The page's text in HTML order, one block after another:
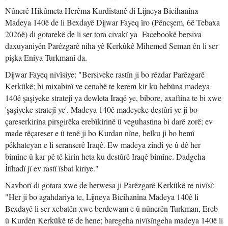
Nûnerê Hikûmeta Herêma Kurdistanê di Lijneya Bicihanîna
Madeya 140ê de li Bexdayê Dijwar Fayeq îro (Pêncşem, 6ê Tebaxa
2026ê) di gotarekê de li ser tora civakî ya Facebookê bersiva
daxuyaniyên Parêzgarê niha yê Kerkûkê Mihemed Seman ên li ser
pişka Eniya Turkmanî da.
Dijwar Fayeq nivîsiye: "Bersiveke rastîn ji bo rêzdar Parêzgarê
Kerkûkê; bi mixabinî ve cenabê te kerem kir ku hebûna madeya
140ê şaşiyeke stratejî ya dewleta Iraqê ye, bibore, axaftina te bi xwe
'şaşiyeke stratejî ye'. Madeya 140ê madeyeke destûrî ye ji bo
çareserkirina pirsgirêka erebîkirinê û veguhastina bi darê zorê; ev
made rêçareser e û tenê ji bo Kurdan nîne, belku ji bo hemî
pêkhateyan e li seranserê Iraqê. Ew madeya zindî ye û dê her
bimîne û kar pê tê kirin heta ku destûrê Iraqê bimîne. Dadgeha
Îtîhadî jî ev rastî îsbat kiriye."
Navborî di gotara xwe de herwesa ji Parêzgarê Kerkûkê re nivîsî:
"Her ji bo agahdariya te, Lijneya Bicihanîna Madeya 140ê li
Bexdayê li ser xebatên xwe berdewam e û nûnerên Turkman, Ereb
û Kurdên Kerkûkê tê de hene; baregeha nivîsîngeha madeya 140ê li